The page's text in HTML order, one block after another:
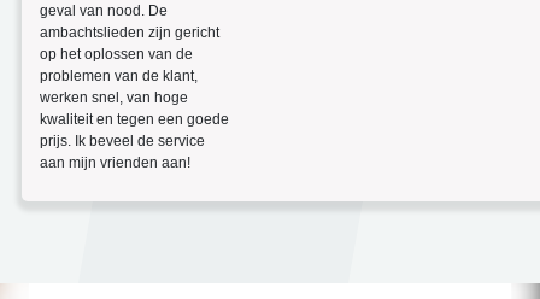
geval van nood. De
ambachtslieden zijn gericht
op het oplossen van de
problemen van de klant,
werken snel, van hoge
kwaliteit en tegen een goede
prijs. Ik beveel de service
aan mijn vrienden aan!